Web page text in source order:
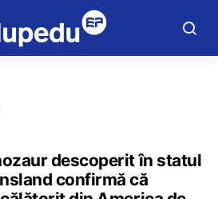
descoperit în statul
confirmă că